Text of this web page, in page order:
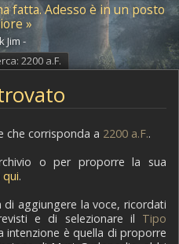
fatta. Adesso è in un posto
»
Jim -
2200 a.F.
che corrisponda a 2200 a.F..
o per proporre la sua
qui.
di aggiungere la voce, ricordati
e di selezionare il Tipo
intenzione è quella di proporre